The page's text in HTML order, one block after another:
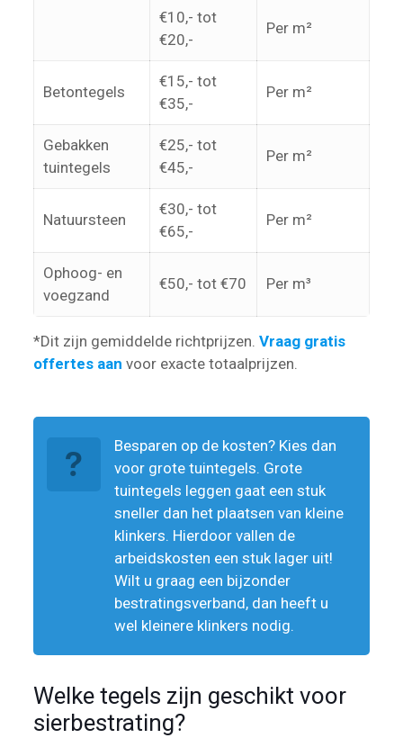
€10,- tot
€20,-
Per m²
Betontegels
€15,- tot
€35,-
Per m²
Gebakken
tuintegels
€25,- tot
€45,-
Per m²
Natuursteen
€30,- tot
€65,-
Per m²
Ophoog- en
voegzand
€50,- tot €70 Per m³
*Dit zijn gemiddelde richtprijzen. Vraag gratis
offertes aan voor exacte totaalprijzen.
Besparen op de kosten? Kies dan
voor grote tuintegels. Grote
tuintegels leggen gaat een stuk
sneller dan het plaatsen van kleine
klinkers. Hierdoor vallen de
arbeidskosten een stuk lager uit!
Wilt u graag een bijzonder
bestratingsverband, dan heeft u
wel kleinere klinkers nodig.
Welke tegels zijn geschikt voor
sierbestrating?